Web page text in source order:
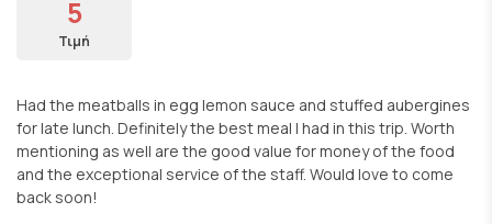
5
Τιμή
Had the meatballs in egg lemon sauce and stuffed aubergines
for late lunch. Definitely the best meal I had in this trip. Worth
mentioning as well are the good value for money of the food
and the exceptional service of the staff. Would love to come
back soon!